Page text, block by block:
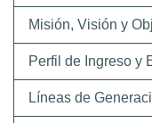
Misión, Visión y
Perfil de Ingreso y
Líneas de